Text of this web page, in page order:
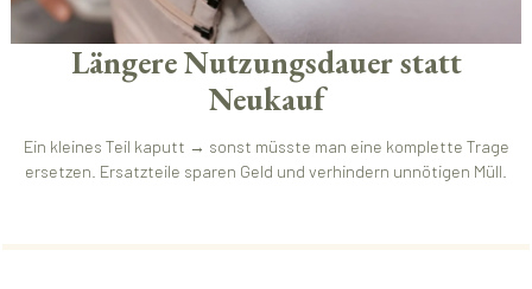
Längere Nutzungsdauer statt
Neukauf
Ein kleines Teil kaputt → sonst müsste man eine komplette Trage
ersetzen. Ersatzteile sparen Geld und verhindern unnötigen Müll.